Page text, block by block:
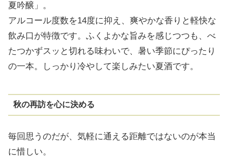
夏吟醸」。
アルコール度数を14度に抑え、爽やかな香りと軽快な
飲み口が特徴です。ふくよかな旨みを感じつつも、べ
たつかずスッと切れる味わいで、暑い季節にぴったり
の一本。しっかり冷やして楽しみたい夏酒です。
秋の再訪を心に決める
毎回思うのだが、気軽に通える距離ではないのが本当
に惜しい。